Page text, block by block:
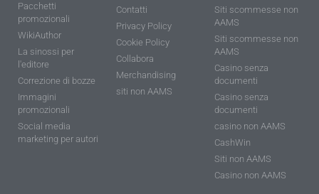
Pacchetti
promozionali
WikiAuthor
La sinossi per
l'editore
Correzione di bozze
Immagini
promozionali
Social media
marketing per autori
Contatti
Privacy Policy
Cookie Policy
Collabora
Merchandising
siti non AAMS
Siti scommesse non
AAMS
Siti scommesse non
AAMS
Casino senza
documenti
Casino senza
documenti
casino non AAMS
CashWin
Siti non AAMS
Casino non AAMS